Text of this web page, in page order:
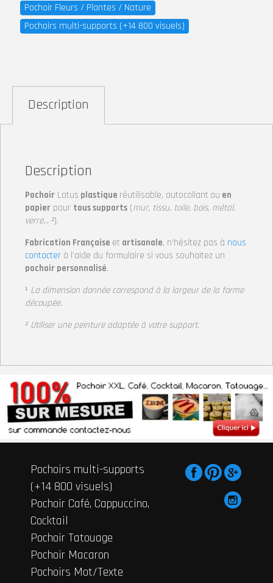
Pochoir Fleurs / Plantes / Nature
Pochoirs multi-supports (+14 800 visuels)
Description
Description
Pochoir Lotus plastique réutilisable, autocollant ou en
papier pour tous supports (mur, tissu, toile, bois, métal,
verre… ²).
Fabrication Française et artisanale, n’hésitez pas à nous
contacter à l’aide du formulaire si vous souhaitez un
pochoir personnalisé.
¹ La dimension donnée correspond à la largeur de la forme
découpée.
² Utiliser une peinture adaptée à votre support.
Pochoirs multi-supports
(+14 800 visuels)
Pochoir Café, Cappuccino,
Cocktail
Pochoir Tatouage
Pochoir Macaron
Pochoirs Mot/Texte